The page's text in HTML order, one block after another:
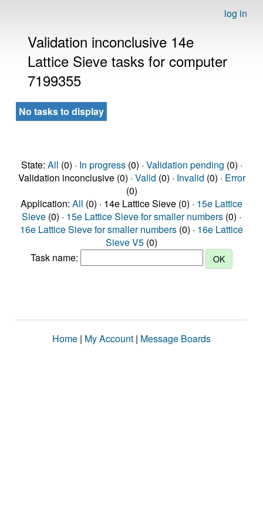
log in
Validation inconclusive 14e
Lattice Sieve tasks for computer
7199355
No tasks to display
State: All (0) · In progress(0) · Validation pending (0) ·
Validation inconclusive (0) · Valid (0) · Invalid (0) · Error
(0)
Application: All (0) · 14e Lattice Sieve (0) · 15e Lattice
Sieve (0) · 15e Lattice Sieve for smaller numbers (0) ·
16e Lattice Sieve for smaller numbers (0) · 16e Lattice
Sieve V5 (0)
Task name:
Home | My Account | Message Boards